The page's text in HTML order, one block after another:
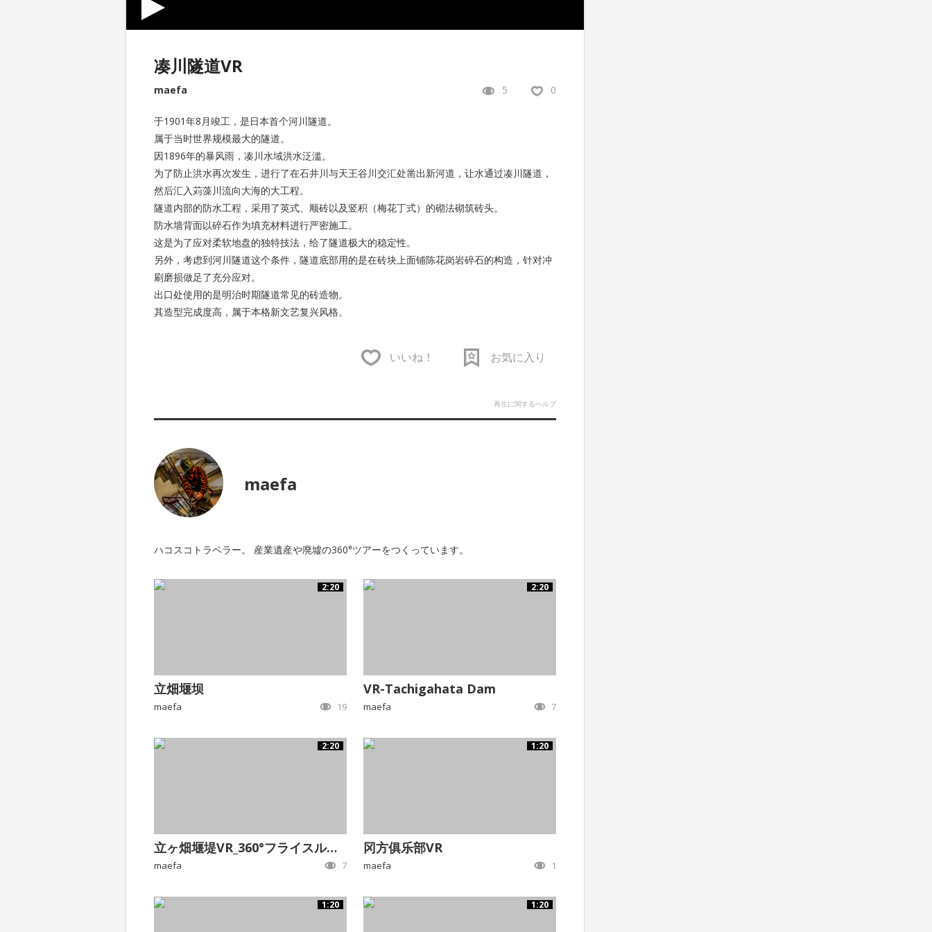
凑川隧道VR
maefa 5 0
于1901年8月竣工，是日本首个河川隧道。
属于当时世界规模最大的隧道。
因1896年的暴风雨，凑川水域洪水泛滥。
为了防止洪水再次发生，进行了在石井川与天王谷川交汇处凿出新河道，让水通过凑川隧道，
然后汇入苅藻川流向大海的大工程。
隧道内部的防水工程，采用了英式、顺砖以及竖积（梅花丁式）的砌法砌筑砖头。
防水墙背面以碎石作为填充材料进行严密施工。
这是为了应对柔软地盘的独特技法，给了隧道极大的稳定性。
另外，考虑到河川隧道这个条件，隧道底部用的是在砖块上面铺陈花岗岩碎石的构造，针对冲
刷磨损做足了充分应对。
出口处使用的是明治时期隧道常见的砖造物。
其造型完成度高，属于本格新文艺复兴风格。
いいね！ お気に入り
再生に関するヘルプ
maefa
ハコスコトラベラー。 産業遺産や廃墟の360°ツアーをつくっています。
2:20
立畑堰坝
maefa 19
2:20
VR-Tachigahata Dam
maefa 7
2:20
立ヶ畑堰堤VR_360°フライスルー動画
maefa 7
1:20
冈方俱乐部VR
maefa 1
1:20 1:20